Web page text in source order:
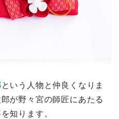
という人物と仲良くなりま
が野々宮の師匠にあたる
知ります。